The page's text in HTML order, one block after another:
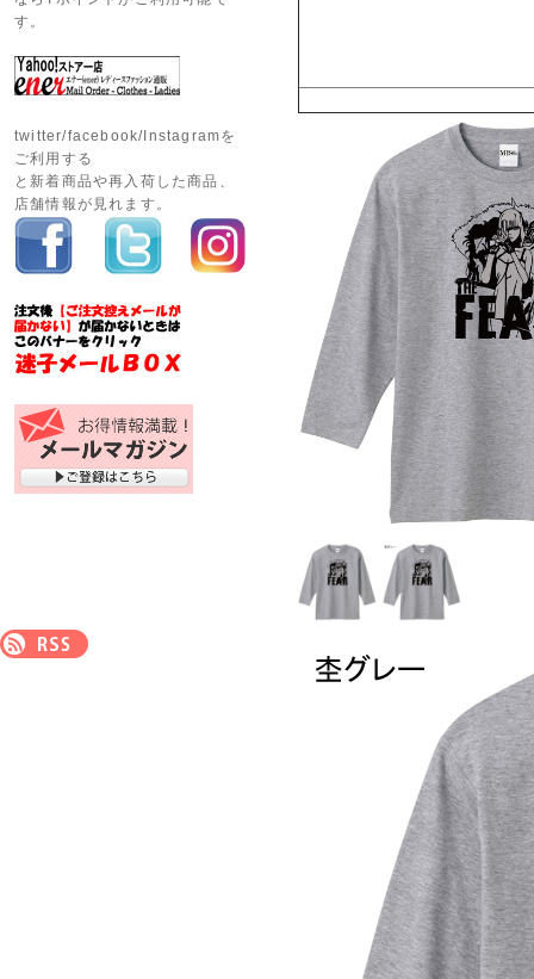
す。
twitter/facebook/Instagramを
ご利用する
と新着商品や再入荷した商品、
店舗情報が見れます。